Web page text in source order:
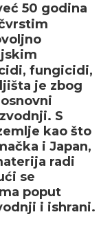
50 godina
fungicidi,
je zbog
S
kao što
i Japan,
radi
se
poput
i ishrani.